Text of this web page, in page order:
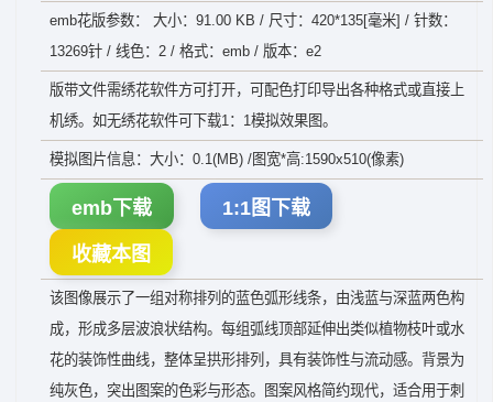
emb花版参数： 大小：91.00 KB / 尺寸：420*135[毫米] / 针数：
13269针 / 线色：2 / 格式：emb / 版本：e2
版带文件需绣花软件方可打开，可配色打印导出各种格式或直接上
机绣。如无绣花软件可下载1：1模拟效果图。
模拟图片信息：大小：0.1(MB) /图宽*高:1590x510(像素)
emb下载 1:1图下载
收藏本图
该图像展示了一组对称排列的蓝色弧形线条，由浅蓝与深蓝两色构
成，形成多层波浪状结构。每组弧线顶部延伸出类似植物枝叶或水
花的装饰性曲线，整体呈拱形排列，具有装饰性与流动感。背景为
纯灰色，突出图案的色彩与形态。图案风格简约现代，适合用于刺